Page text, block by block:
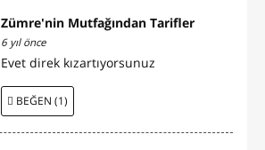
Zümre'nin Mutfağından Tarifler
6 yıl önce
Evet direk kızartıyorsunuz
BEĞEN (1)